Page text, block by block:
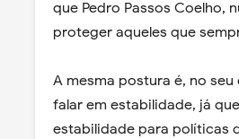
que Pedro Passos Coelho,
proteger aqueles que
A mesma postura é, no seu
falar em estabilidade, já
estabilidade para políticas